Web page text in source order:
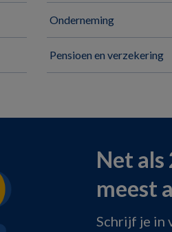
Onderneming
Pensioen en verzekering
Net als
meest
Schrijf je in